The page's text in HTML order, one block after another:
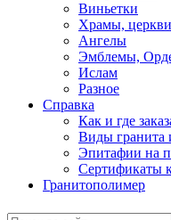
Виньетки
Храмы, церкви
Ангелы
Эмблемы,
Ислам
Разное
Справка
Как и где
Виды гранита
Эпитафии на
Сертификаты
Гранитополимер